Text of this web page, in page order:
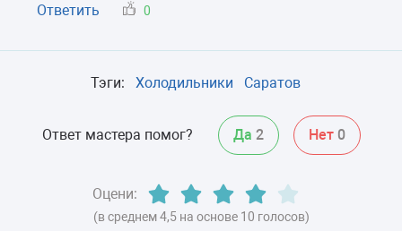
Ответить
0
Тэги: Холодильники Саратов
Ответ мастера помог? Да 2 Нет 0
Оцени:
(в среднем 4,5 на основе 10 голосов)